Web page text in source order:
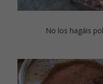
No los hagáis